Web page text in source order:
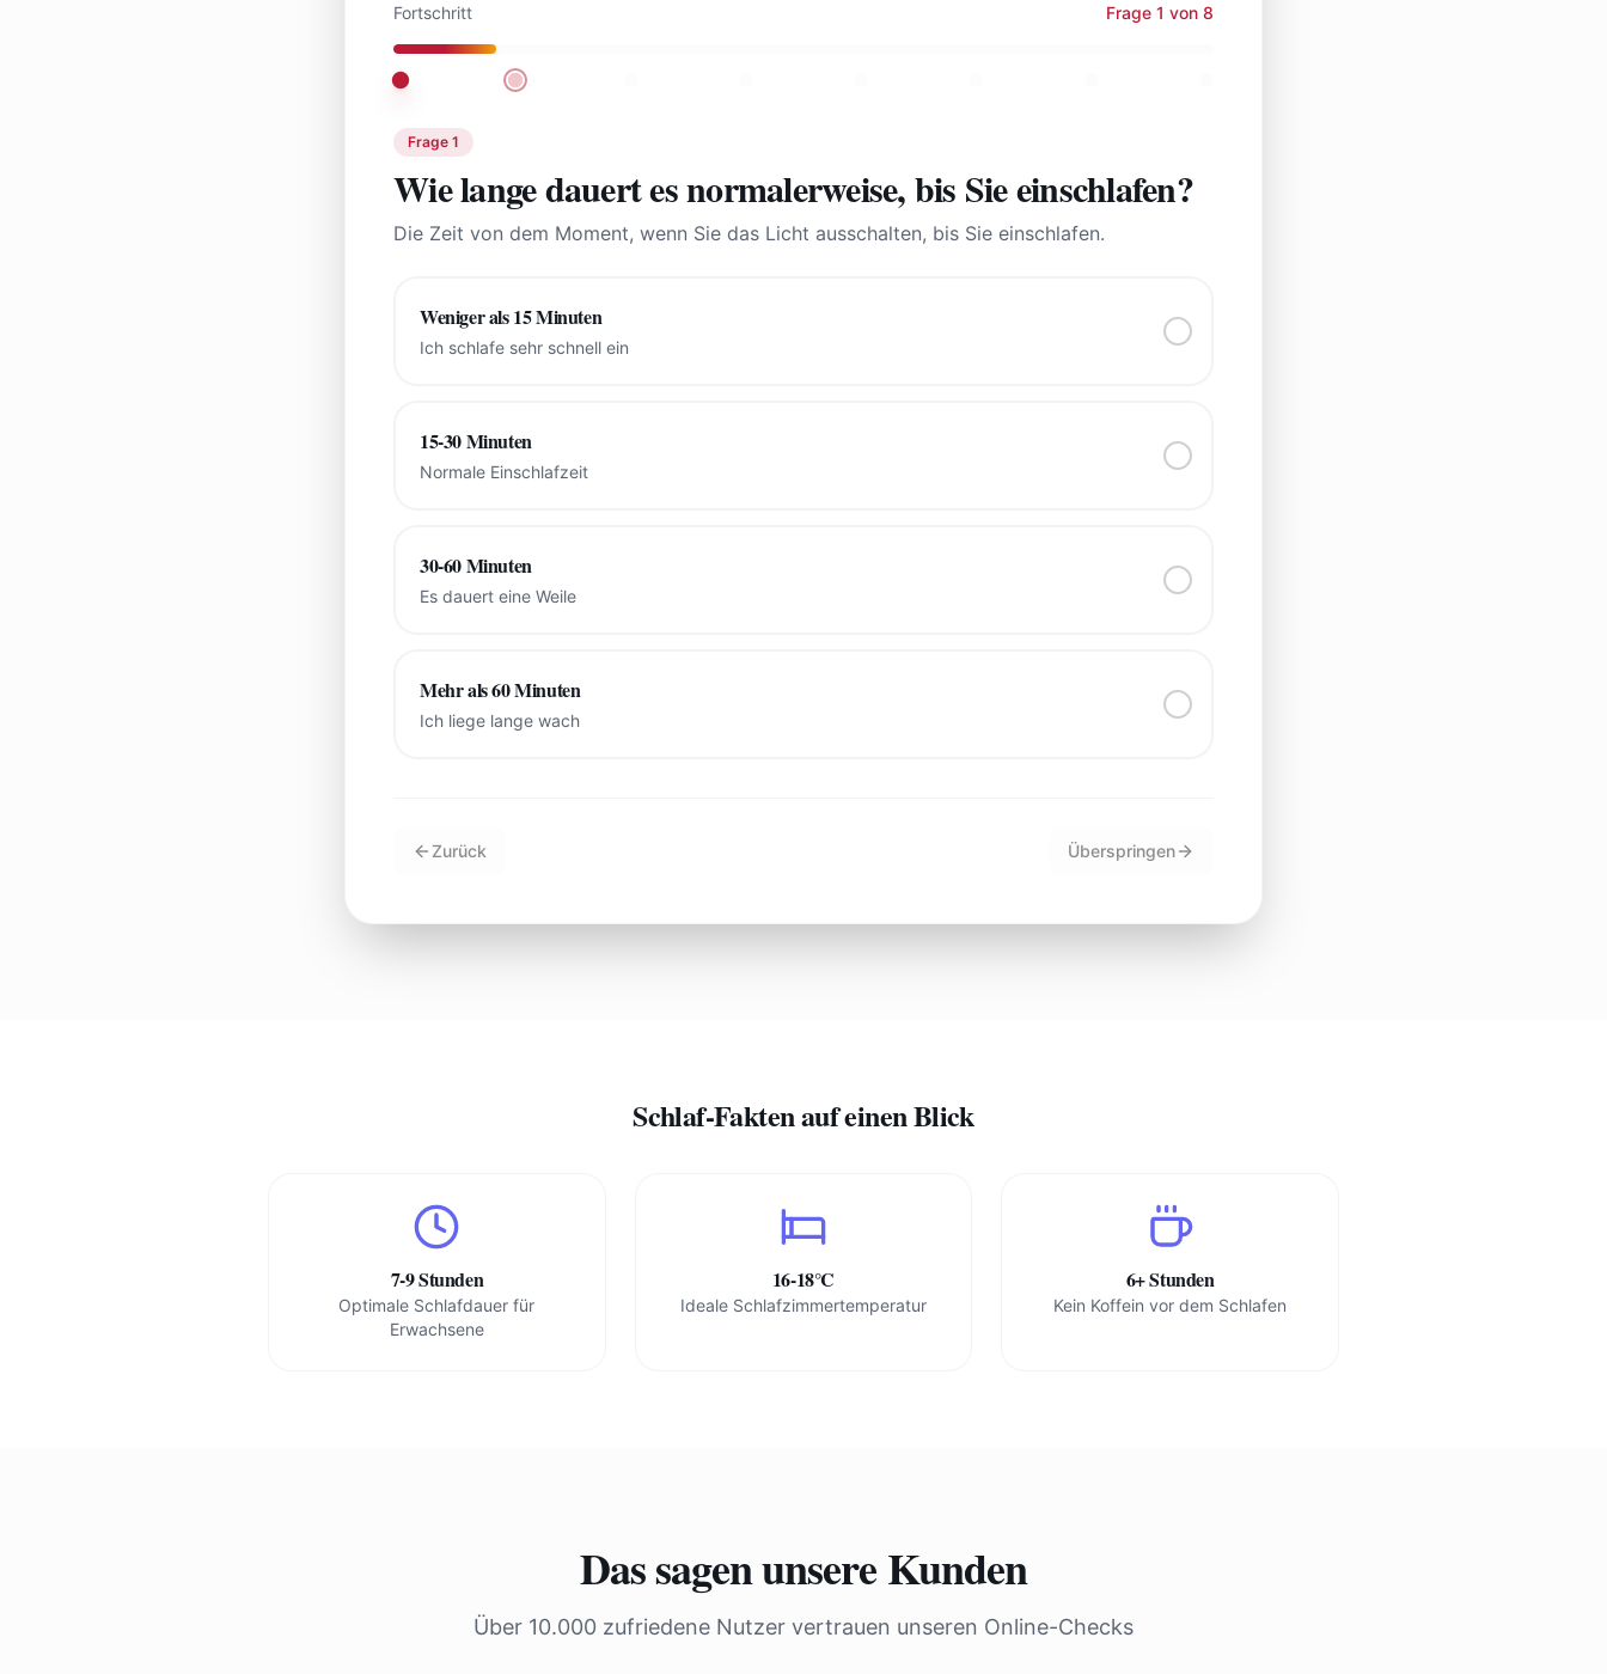
Fortschritt Frage 1 von 8
Frage 1
Wie lange dauert es normalerweise, bis Sie einschlafen?
Die Zeit von dem Moment, wenn Sie das Licht ausschalten, bis Sie einschlafen.
Weniger als 15 Minuten
Ich schlafe sehr schnell ein
15-30 Minuten
Normale Einschlafzeit
30-60 Minuten
Es dauert eine Weile
Mehr als 60 Minuten
Ich liege lange wach
Zurück Überspringen
Schlaf-Fakten auf einen Blick
7-9 Stunden
Optimale Schlafdauer für
Erwachsene
16-18°C
Ideale Schlafzimmertemperatur
6+ Stunden
Kein Koffein vor dem Schlafen
Das sagen unsere Kunden
Über 10.000 zufriedene Nutzer vertrauen unseren Online-Checks